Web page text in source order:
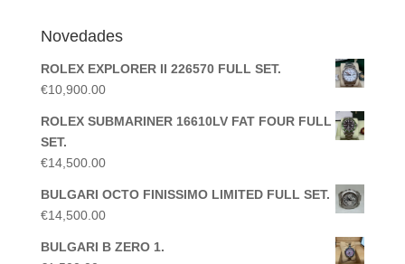
Novedades
ROLEX EXPLORER II 226570 FULL SET.
€10,900.00
ROLEX SUBMARINER 16610LV FAT FOUR FULL
SET.
€14,500.00
BULGARI OCTO FINISSIMO LIMITED FULL SET.
€14,500.00
BULGARI B ZERO 1.